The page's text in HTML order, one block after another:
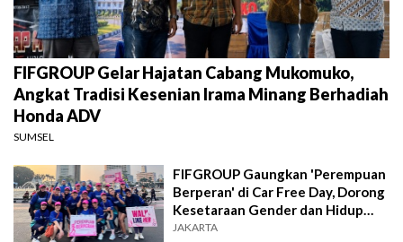
FIFGROUP Gelar Hajatan Cabang Mukomuko,
Angkat Tradisi Kesenian Irama Minang Berhadiah
Honda ADV
SUMSEL
FIFGROUP Gaungkan 'Perempuan
Berperan' di Car Free Day, Dorong
Kesetaraan Gender dan Hidup
Sehat
JAKARTA